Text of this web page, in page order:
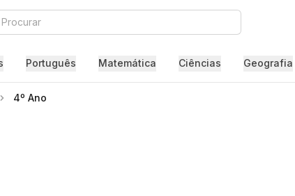
Português Matemática Ciências Geografia
4º Ano